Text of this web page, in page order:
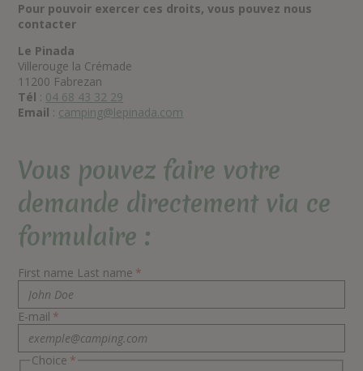
Pour pouvoir exercer ces droits, vous pouvez nous
contacter
Le Pinada
Villerouge la Crémade
11200 Fabrezan
Tél : 04 68 43 32 29
Email : camping@lepinada.com
Vous pouvez faire votre
demande directement via ce
formulaire :
First name Last name *
E-mail *
Choice *